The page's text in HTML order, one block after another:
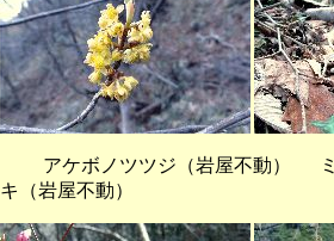
アケボノツツジ（岩屋不動） ミ
キ（岩屋不動）